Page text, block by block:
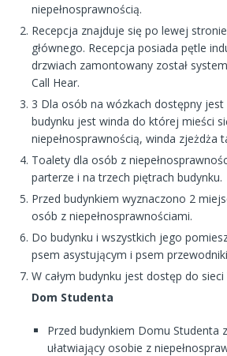
niepełnosprawnością.
Recepcja znajduje się po lewej
głównego. Recepcja posiada pętle
drzwiach zamontowany został
Call Hear.
3 Dla osób na wózkach dostępny jest
budynku jest winda do której mieści
niepełnosprawnością, winda zjeżdża
Toalety dla osób z
parterze i na trzech piętrach budynku.
Przed budynkiem wyznaczono 2
osób z niepełnosprawnościami.
Do budynku i wszystkich jego
psem asystującym i psem
W całym budynku jest dostęp do sieci
Dom Studenta
Przed budynkiem Domu Studenta
ułatwiający osobie z